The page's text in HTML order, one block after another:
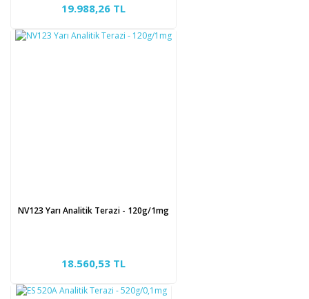
19.988,26 TL
NV123 Yarı Analitik Terazi - 120g/1mg
18.560,53 TL